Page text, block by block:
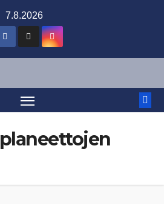
7.8.2026
planeettojen